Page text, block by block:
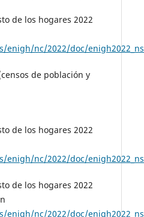
de los hogares 2022
nc/2022/doc/
de población y
de los hogares 2022
nc/2022/doc/
de los hogares 2022
nc/2022/doc/